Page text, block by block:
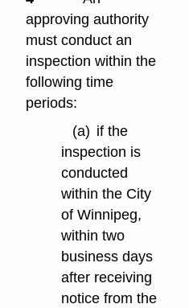
approving authority
must conduct an
inspection within the
following time
periods:
(a) if the
inspection is
conducted
within the City
of Winnipeg,
within two
business days
after receiving
notice from the